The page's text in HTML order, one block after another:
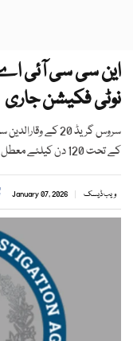
این سی سی آئی
نوٹی فکیشن جاری
کے تحت 120 دن کیلئے معطل کیا گیا ہے
ویب ڈیسک January 07, 2026